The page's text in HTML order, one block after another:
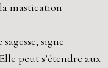
mastication
signe
peut s’étendre aux